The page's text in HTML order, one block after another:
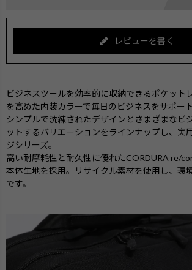
レビューを書く
ビジネスツールを効率的に収納できるポケット
を高めた内装カラーで毎日のビジネスをサポート
シンプルで洗練されたデザインとさまざまなビ
ットするバリエーションをラインナップし、実
ジシリーズ。
高い耐摩耗性と耐久性に優れたCORDURA re/
本体生地を採用。リサイクル素材を使用し、環
です。